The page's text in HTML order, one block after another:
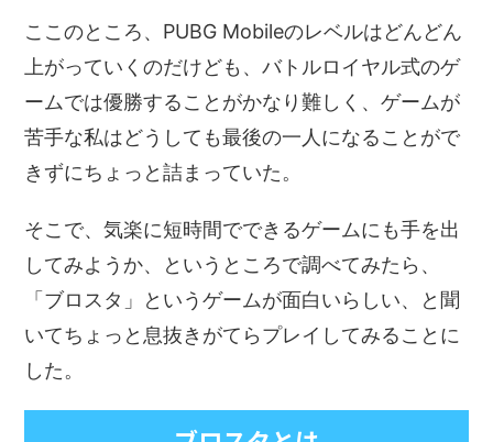
ここのところ、PUBG Mobileのレベルはどんどん
上がっていくのだけども、バトルロイヤル式のゲ
ームでは優勝することがかなり難しく、ゲームが
苦手な私はどうしても最後の一人になることがで
きずにちょっと詰まっていた。
そこで、気楽に短時間でできるゲームにも手を出
してみようか、というところで調べてみたら、
「ブロスタ」というゲームが面白いらしい、と聞
いてちょっと息抜きがてらプレイしてみることに
した。